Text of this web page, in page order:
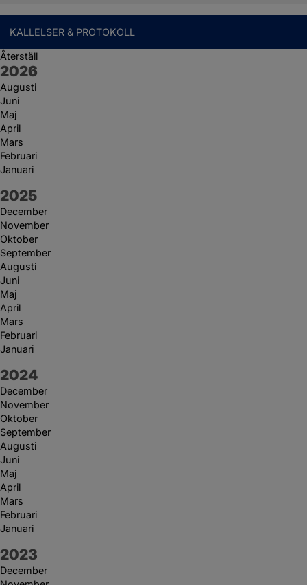
KALLELSER & PROTOKOLL
Återställ
År:
2026
Augusti
Juni
Maj
April
Mars
Februari
Januari
År:
2025
December
November
Oktober
September
Augusti
Juni
Maj
April
Mars
Februari
Januari
År:
2024
December
November
Oktober
September
Augusti
Juni
Maj
April
Mars
Februari
Januari
År:
2023
December